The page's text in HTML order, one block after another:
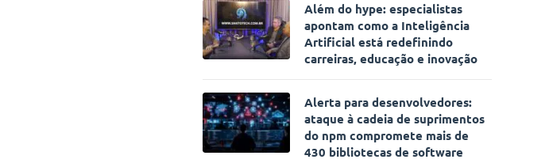
Além do hype: especialistas
apontam como a Inteligência
Artificial está redefinindo
carreiras, educação e inovação
Alerta para desenvolvedores:
ataque à cadeia de suprimentos
do npm compromete mais de
430 bibliotecas de software